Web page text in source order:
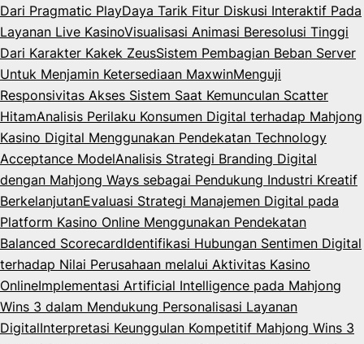
Dari Pragmatic PlayDaya Tarik Fitur Diskusi Interaktif Pada
Layanan Live KasinoVisualisasi Animasi Beresolusi Tinggi
Dari Karakter Kakek ZeusSistem Pembagian Beban Server
Untuk Menjamin Ketersediaan MaxwinMenguji
Responsivitas Akses Sistem Saat Kemunculan Scatter
HitamAnalisis Perilaku Konsumen Digital terhadap Mahjong
Kasino Digital Menggunakan Pendekatan Technology
Acceptance ModelAnalisis Strategi Branding Digital
dengan Mahjong Ways sebagai Pendukung Industri Kreatif
BerkelanjutanEvaluasi Strategi Manajemen Digital pada
Platform Kasino Online Menggunakan Pendekatan
Balanced ScorecardIdentifikasi Hubungan Sentimen Digital
terhadap Nilai Perusahaan melalui Aktivitas Kasino
OnlineImplementasi Artificial Intelligence pada Mahjong
Wins 3 dalam Mendukung Personalisasi Layanan
DigitalInterpretasi Keunggulan Kompetitif Mahjong Wins 3